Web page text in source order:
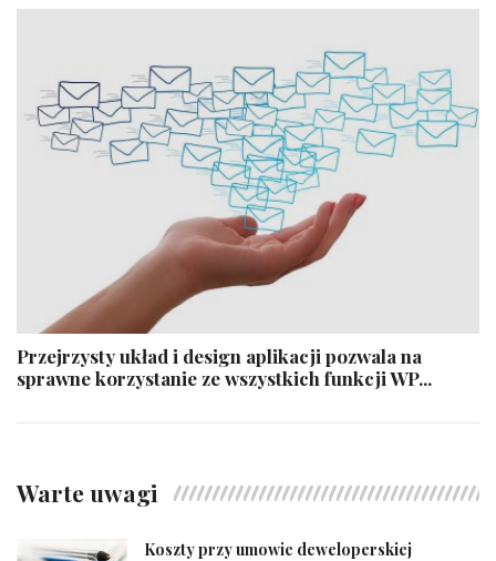
Przejrzysty układ i design aplikacji pozwala na
sprawne korzystanie ze wszystkich funkcji WP...
Warte uwagi
Koszty przy umowie deweloperskiej